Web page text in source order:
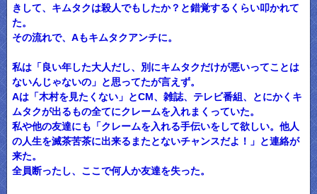
きして、キムタクは殺人でもしたか？と錯覚するくらい叩かれて
た。
その流れで、Aもキムタクアンチに。
私は「良い年した大人だし、別にキムタクだけが悪いってことは
ないんじゃないの」と思ってたが言えず。
Aは「木村を見たくない」とCM、雑誌、テレビ番組、とにかくキ
ムタクが出るもの全てにクレームを入れまくっていた。
私や他の友達にも「クレームを入れる手伝いをして欲しい。他人
の人生を滅茶苦茶に出来るまたとないチャンスだよ！」と連絡が
来た。
全員断ったし、ここで何人か友達を失った。